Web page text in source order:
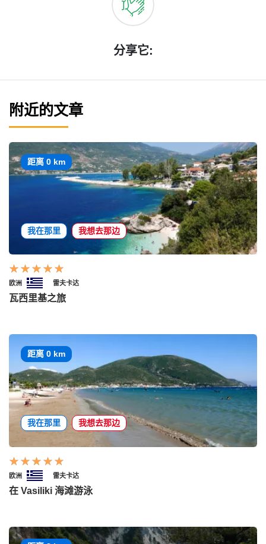
分享它:
附近的文章
距离 0 km
我在那里 我想去那边
欧洲 雷夫卡达
瓦西里基之旅
距离 0 km
我在那里 我想去那边
欧洲 雷夫卡达
在 Vasiliki 海滩游泳